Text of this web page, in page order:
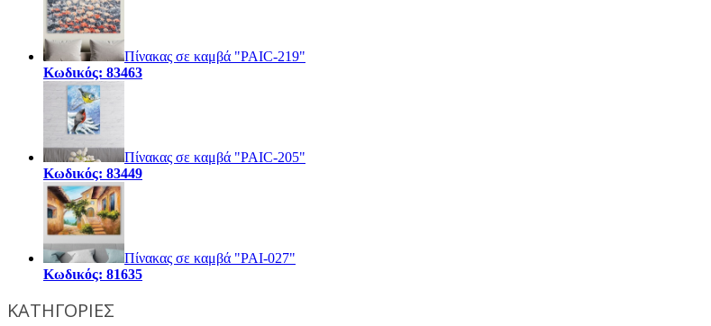
Πίνακας σε καμβά "PAIC-219"
Κωδικός: 83463
Πίνακας σε καμβά "PAIC-205"
Κωδικός: 83449
Πίνακας σε καμβά "PAI-027"
Κωδικός: 81635
ΚΑΤΗΓΟΡΙΕΣ